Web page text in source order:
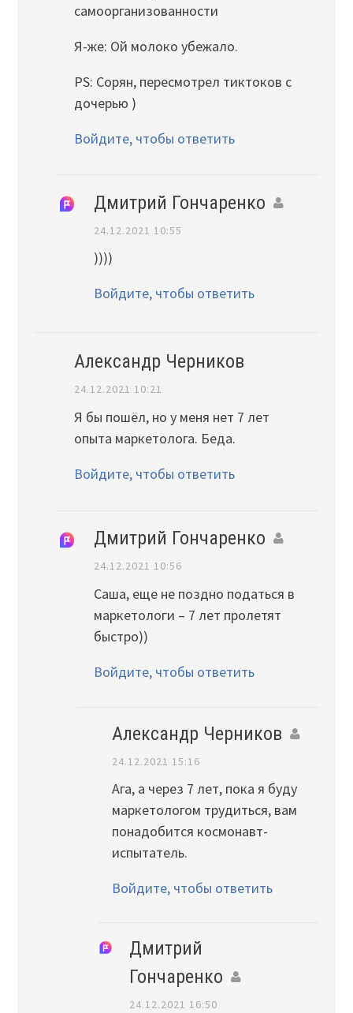
самоорганизованности
Я-же: Ой молоко убежало.
PS: Сорян, пересмотрел тиктоков с
дочерью )
Войдите, чтобы ответить
Дмитрий Гончаренко
24.12.2021 10:55
))))
Войдите, чтобы ответить
Александр Черников
24.12.2021 10:21
Я бы пошёл, но у меня нет 7 лет
опыта маркетолога. Беда.
Войдите, чтобы ответить
Дмитрий Гончаренко
24.12.2021 10:56
Саша, еще не поздно податься в
маркетологи – 7 лет пролетят
быстро))
Войдите, чтобы ответить
Александр Черников
24.12.2021 15:16
Ага, а через 7 лет, пока я буду
маркетологом трудиться, вам
понадобится космонавт-
испытатель.
Войдите, чтобы ответить
Дмитрий
Гончаренко
24.12.2021 16:50